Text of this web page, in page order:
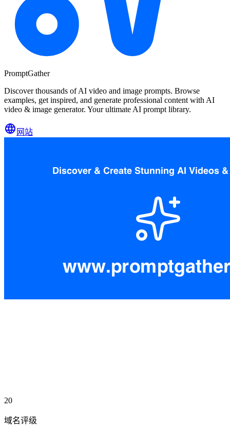
PromptGather
Discover thousands of AI video and image prompts. Browse
examples, get inspired, and generate professional content with AI
video & image generator. Your ultimate AI prompt library.
网站
20
域名评级